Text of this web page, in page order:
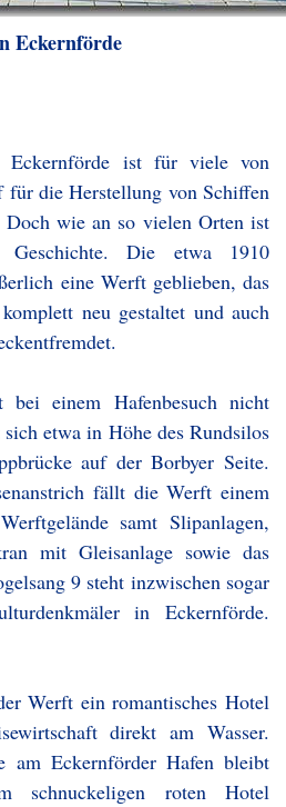
Eckernförde
Eckernförde ist für viele von
die Herstellung von Schiffen
wie an so vielen Orten ist
Geschichte. Die etwa 1910
eine Werft geblieben, das
neu gestaltet und auch
einem Hafenbesuch nicht
etwa in Höhe des Rundsilos
auf der Borbyer Seite.
fällt die Werft einem
samt Slipanlagen,
mit Gleisanlage sowie das
9 steht inzwischen sogar
in Eckernförde.
Werft ein romantisches Hotel
direkt am Wasser.
am Eckernförder Hafen bleibt
schnuckeligen roten Hotel